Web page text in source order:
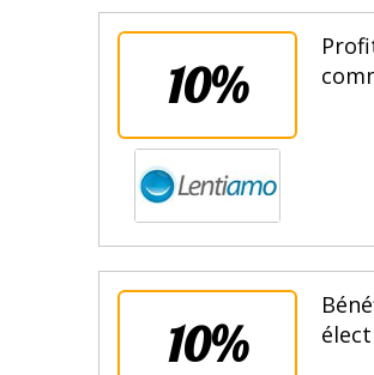
10%
10%